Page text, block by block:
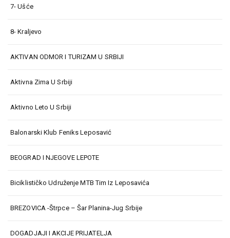
7- Ušće
8- Kraljevo
AKTIVAN ODMOR I TURIZAM U SRBIJI
Aktivna Zima U Srbiji
Aktivno Leto U Srbiji
Balonarski Klub Feniks Leposavić
BEOGRAD I NJEGOVE LEPOTE
Biciklističko Udruženje MTB Tim Iz Leposavića
BREZOVICA -Štrpce – Šar Planina-Jug Srbije
DOGADJAJI I AKCIJE PRIJATELJA